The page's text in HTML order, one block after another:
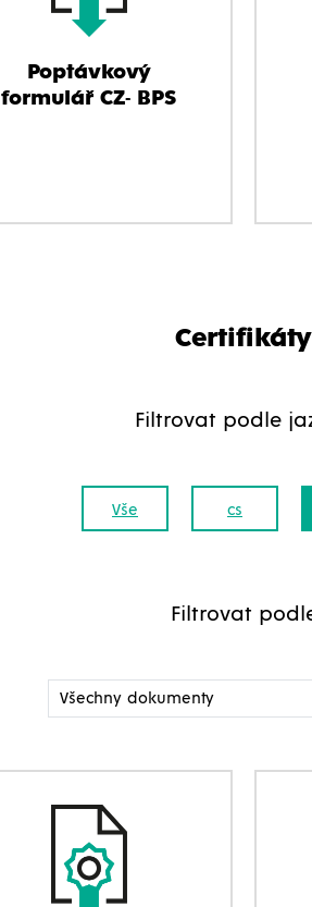
Poptávkový
formulář CZ- BPS
Certifikáty
Filtrovat podle
Vše cs
Filtrovat